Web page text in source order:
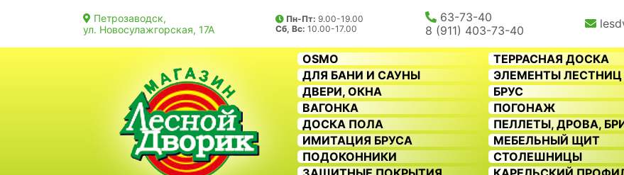
Петрозаводск,
ул. Новосулажгорская, 17А
Пн-Пт: 9.00-19.00
Сб, Вс: 10.00-17.00
63-73-40
8 (911) 403-73-40
OSMO
ТЕРРАСНАЯ ДОСКА
ДЛЯ БАНИ И САУНЫ
ЭЛЕМЕНТЫ ЛЕСТНИЦ
ДВЕРИ, ОКНА
БРУС
ВАГОНКА
ПОГОНАЖ
ДОСКА ПОЛА
ПЕЛЛЕТЫ, ДРОВА,
ИМИТАЦИЯ БРУСА
МЕБЕЛЬНЫЙ ЩИТ
ПОДОКОННИКИ
СТОЛЕШНИЦЫ